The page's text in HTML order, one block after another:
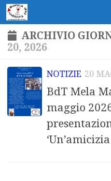
Salta al contenuto
ARCHIVIO
20, 2026
NOTIZIE 20
BdT Mela
maggio